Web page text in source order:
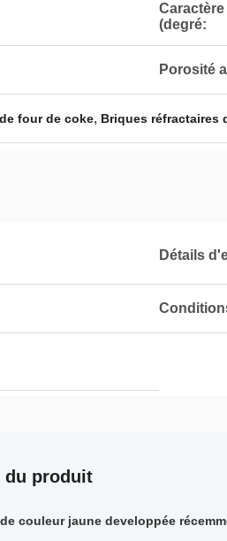
(degré:
Porosité
four de coke, Briques réfractaires
Détails
du produit
couleur jaune developpée